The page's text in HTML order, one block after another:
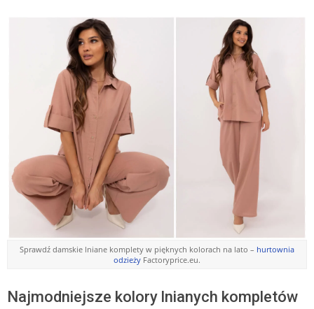
Sprawdź damskie lniane komplety w pięknych kolorach na lato – hurtownia
odzieży Factoryprice.eu.
Najmodniejsze kolory lnianych kompletów